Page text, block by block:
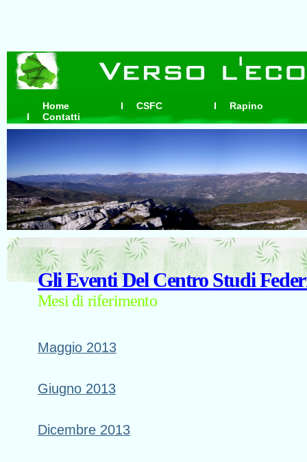
Home CSFC
Rapino
Contatti
Gli Eventi Del Centro Studi
Mesi di riferimento
Maggio 2013
Giugno 2013
Dicembre 2013